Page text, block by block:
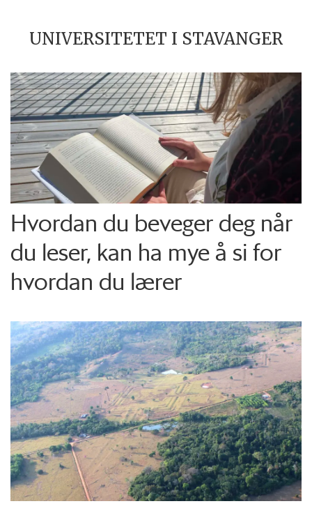
UNIVERSITETET I STAVANGER
Hvordan du beveger deg når
du leser, kan ha mye å si for
hvordan du lærer